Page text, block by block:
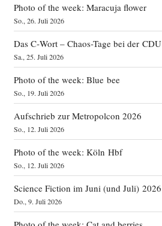
Photo of the week: Maracuja flower
So., 26. Juli 2026
Das C‑Wort – Chaos-Tage bei der CDU
Sa., 25. Juli 2026
Photo of the week: Blue bee
So., 19. Juli 2026
Aufschrieb zur Metropolcon 2026
So., 12. Juli 2026
Photo of the week: Köln Hbf
So., 12. Juli 2026
Science Fiction im Juni (und Juli) 2026
Do., 9. Juli 2026